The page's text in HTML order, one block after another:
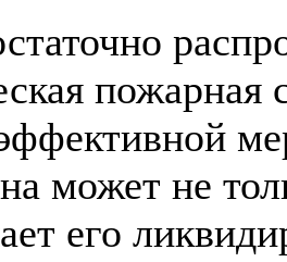
пожарная
может не
его